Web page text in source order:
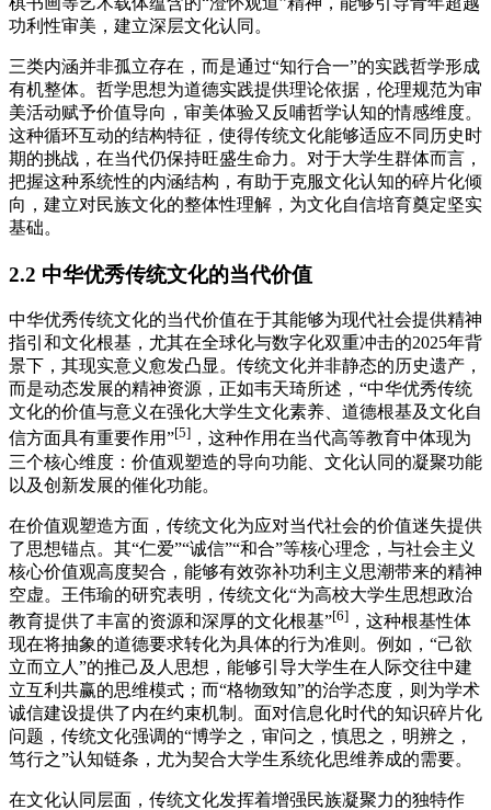
功利性审美，建立深层文化认同。
三类内涵并非孤立存在，而是通过“知行合一”的实践哲学形成
有机整体。哲学思想为道德实践提供理论依据，伦理规范为审
美活动赋予价值导向，审美体验又反哺哲学认知的情感维度。
这种循环互动的结构特征，使得传统文化能够适应不同历史时
期的挑战，在当代仍保持旺盛生命力。对于大学生群体而言，
把握这种系统性的内涵结构，有助于克服文化认知的碎片化倾
向，建立对民族文化的整体性理解，为文化自信培育奠定坚实
基础。
2.2 中华优秀传统文化的当代价值
中华优秀传统文化的当代价值在于其能够为现代社会提供精神
指引和文化根基，尤其在全球化与数字化双重冲击的2025年背
景下，其现实意义愈发凸显。传统文化并非静态的历史遗产，
而是动态发展的精神资源，正如韦天琦所述，“中华优秀传统
文化的价值与意义在强化大学生文化素养、道德根基及文化自
信方面具有重要作用”[5] ，这种作用在当代高等教育中体现为
三个核心维度：价值观塑造的导向功能、文化认同的凝聚功能
以及创新发展的催化功能。
在价值观塑造方面，传统文化为应对当代社会的价值迷失提供
了思想锚点。其“仁爱”“诚信”“和合”等核心理念，与社会主义
核心价值观高度契合，能够有效弥补功利主义思潮带来的精神
空虚。王伟瑜的研究表明，传统文化“为高校大学生思想政治
教育提供了丰富的资源和深厚的文化根基”[6] ，这种根基性体
现在将抽象的道德要求转化为具体的行为准则。例如，“己欲
立而立人”的推己及人思想，能够引导大学生在人际交往中建
立互利共赢的思维模式；而“格物致知”的治学态度，则为学术
诚信建设提供了内在约束机制。面对信息化时代的知识碎片化
问题，传统文化强调的“博学之，审问之，慎思之，明辨之，
笃行之”认知链条，尤为契合大学生系统化思维养成的需要。
在文化认同层面，传统文化发挥着增强民族凝聚力的独特作